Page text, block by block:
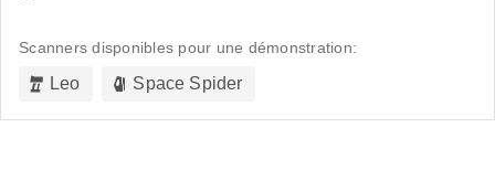
Scanners disponibles pour une démonstration:
Leo Space Spider